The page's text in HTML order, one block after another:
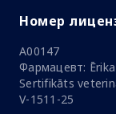
Номер
A00147
Фармацевт:
Sertifikāts
V-1511-25